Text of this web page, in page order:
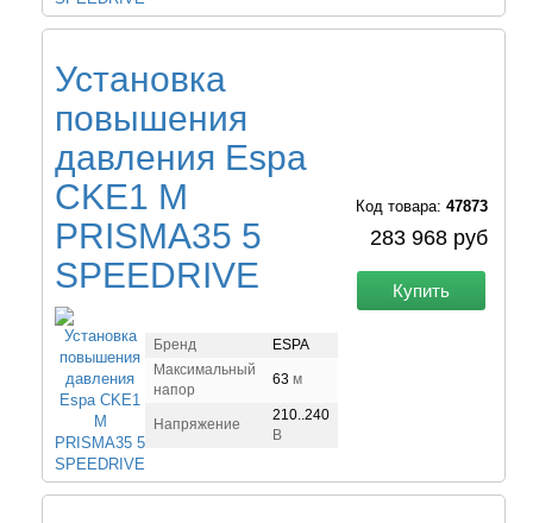
Установка
повышения
давления Espa
CKE1 M
PRISMA35 5
SPEEDRIVE
Код товара: 47873
283 968 руб
Купить
Бренд
ESPA
Максимальный
напор
63 м
Напряжение
210..240
В